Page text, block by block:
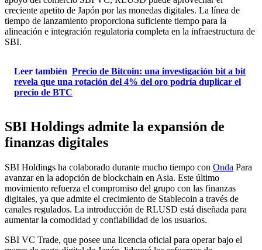
creciente apetito de Japón por las monedas digitales. La línea de
tiempo de lanzamiento proporciona suficiente tiempo para la
alineación e integración regulatoria completa en la infraestructura de
SBI.
Leer también Precio de Bitcoin: una investigación bit a bit
revela que una rotación del 4% del oro podría duplicar el
precio de BTC
SBI Holdings admite la expansión de
finanzas digitales
SBI Holdings ha colaborado durante mucho tiempo con Onda Para
avanzar en la adopción de blockchain en Asia. Este último
movimiento refuerza el compromiso del grupo con las finanzas
digitales, ya que admite el crecimiento de Stablecoin a través de
canales regulados. La introducción de RLUSD está diseñada para
aumentar la comodidad y confiabilidad de los usuarios.
SBI VC Trade, que posee una licencia oficial para operar bajo el